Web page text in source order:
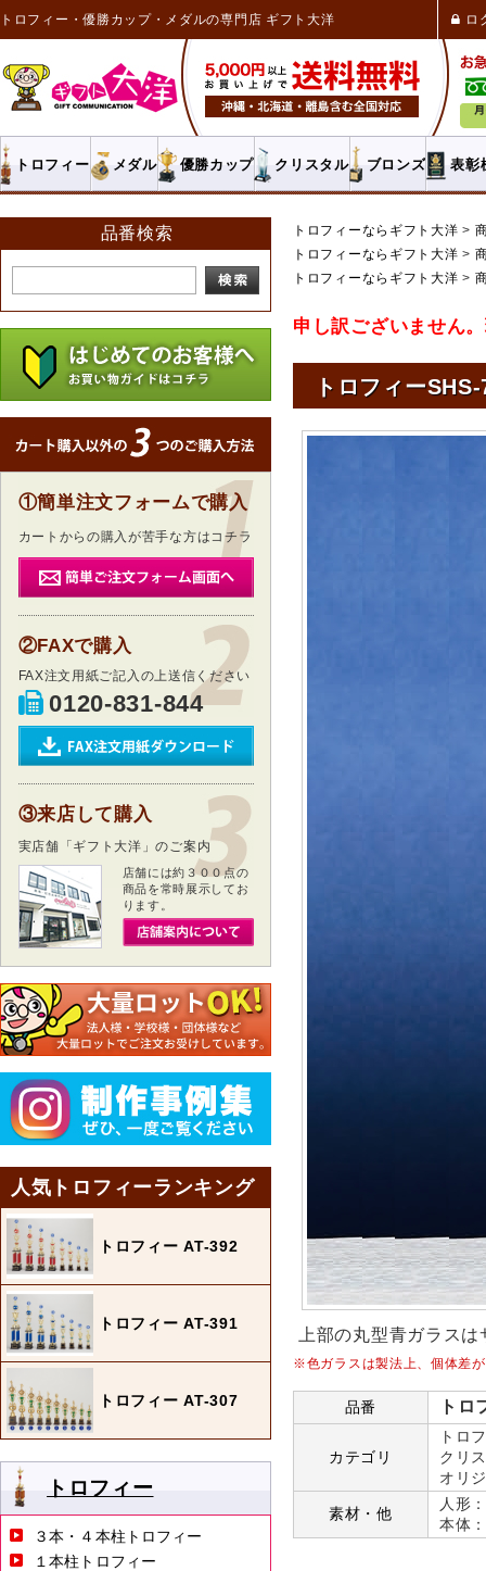
トロフィー・優勝カップ・メダルの専門店 ギフト大洋 ロ
トロフィー メダル 優勝カップ クリスタル ブロンズ 表彰
トロフィーならギフト大洋
トロフィーならギフト大洋
トロフィーならギフト大洋
申し訳ございません
トロフィー
上部の丸型青ガラス
※色ガラスは製法上、個体差
品番 ト
カテゴリ
トロ
クリ
オリ
素材・他
人形
本体
品番検索
①簡単注文フォームで購入
カートからの購入が苦手な方はコチラ
②FAXで購入
FAX注文用紙ご記入の上送信ください
0120-831-844
③来店して購入
実店舗「ギフト大洋」のご案内
店舗には約３００点の
商品を常時展示してお
ります。
人気トロフィーランキング
トロフィー AT-392
トロフィー AT-391
トロフィー AT-307
トロフィー
３本・４本柱トロフィー
１本柱トロフィー